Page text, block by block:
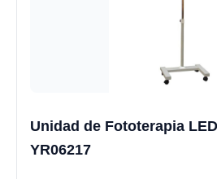
Unidad de Fototerapia
YR06217